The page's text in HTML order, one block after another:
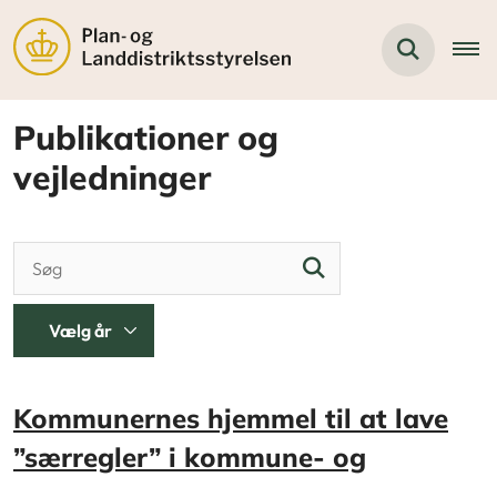
Publikationer og
vejledninger
Kommunernes hjemmel til at lave
”særregler” i kommune- og